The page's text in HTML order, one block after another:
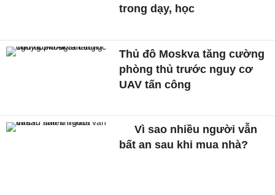
trong dạy, học
Thủ đô Moskva tăng cường
phòng thủ trước nguy cơ
UAV tấn công
Vì sao nhiều người vẫn
bất an sau khi mua nhà?